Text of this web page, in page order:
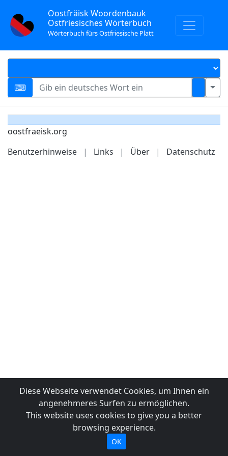
Oostfräisk Woordenbauk
Ostfriesisches Wörterbuch
Wörterbuch fürs Ostfriesische Platt
oostfraeisk.org
Benutzerhinweise
| Links | Über | Datenschutz
Diese Webseite verwendet Cookies, um Ihnen ein
angenehmeres Surfen zu ermöglichen.
This website uses cookies to give you a better
browsing experience.
OK